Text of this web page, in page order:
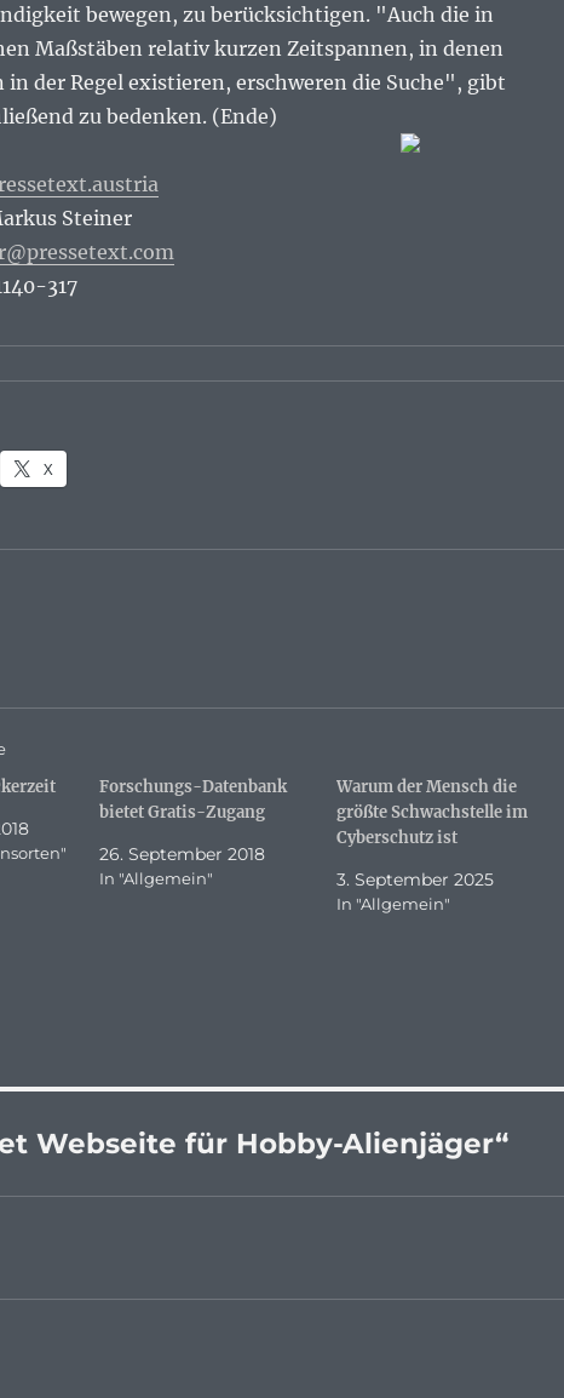
bewegen, zu berücksichtigen. "Auch die in
Maßstäben relativ kurzen Zeitspannen, in denen
der Regel existieren, erschweren die Suche", gibt
zu bedenken. (Ende)
Steiner
317
X
Forschungs-Datenbank
bietet Gratis-Zugang
26. September 2018
In "Allgemein"
Warum der Mensch die
größte Schwachstelle im
Cyberschutz ist
3. September 2025
In "Allgemein"
Webseite für Hobby-Alienjäger“